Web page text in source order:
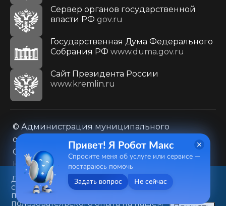
Сервер органов государственной
власти РФ gov.ru
Государственная Дума Федерального
Собрания РФ www.duma.gov.ru
Cайт Президента России
www.kremlin.ru
© Администрация муниципального
образования городского округа «Город
Саратов»
Контакты
Карта сайта
Политика в отношении обработки
персональных данных
410031, г. Саратов, ул. Первомайская, д. 78
Данный веб-сайт использует
cookie-файлы в целях
предоставления вам лучшего
пользовательского опыта на нашем
Привет! Я Робот Макс
Спросите меня об услуге или сервисе —
постараюсь помочь
Задать вопрос Не сейчас